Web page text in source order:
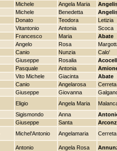
Michele Angela Maria
Michele Benedetta
Donato Teodora
Letizia
Vitantonio Antonia
Scoca
Francesco Maria
Abate
Angelo Rosa
Canio Nunzia
Calo'
Giuseppe Rosalia
Pasquale Antonia
Vito Michele Giacinta
Abate
Canio Angelarosa
Cerreta
Giuseppe Giovanna
Eligio Angela Maria
Sigismondo Anna
Giuseppe Santa
Michel'Antonio Angelamaria Cerreta
Antonio Angela Rosa